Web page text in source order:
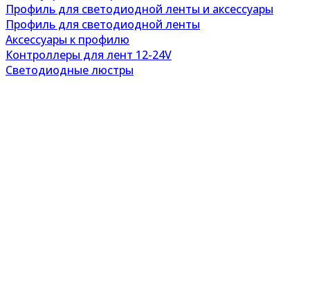
Профиль для светодиодной ленты и аксессуары
Профиль для светодиодной ленты
Аксессуары к профилю
Контроллеры для лент 12-24V
Светодиодные люстры